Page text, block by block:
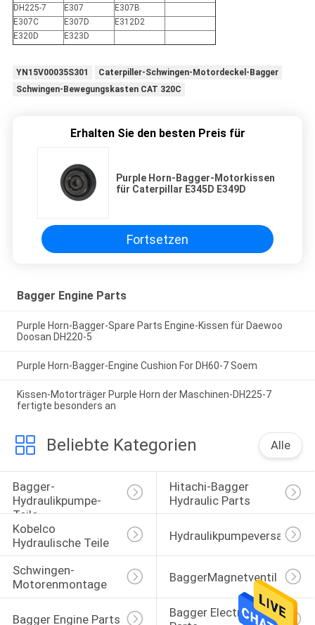
DH225-7
E307
E307B
E307C
E307D
E312D2
E320D
E323D
YN15V00035S301
Caterpiller-Schwingen-Motordeckel-Bagger
Schwingen-Bewegungskasten CAT 320C
Erhalten Sie den besten Preis für
Purple Horn-Bagger-Motorkissen
für Caterpillar E345D E349D
Fortsetzen
Bagger Engine Parts
Purple Horn-Bagger-Spare Parts Engine-Kissen für Daewoo
Doosan DH220-5
Purple Horn-Bagger-Engine Cushion For DH60-7 Soem
Kissen-Motorträger Purple Horn der Maschinen-DH225-7
fertigte besonders an
Beliebte Kategorien Alle
Bagger-
Hydraulikpumpe-
Teile
Hitachi-Bagger
Hydraulic Parts
Kobelco
Hydraulische Teile
Schwingen-
Motorenmontage
BaggerMagnetventil
Bagger Engine Parts
Bagger Electrical